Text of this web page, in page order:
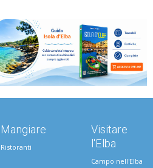
Mangiare
Ristoranti
Visitare
l'Elba
Campo nell'Elba